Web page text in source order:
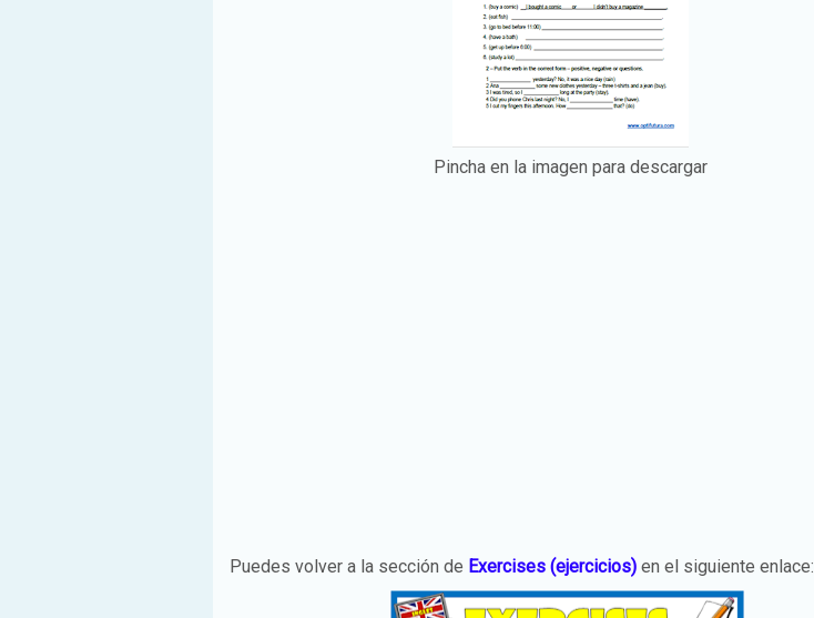
Pincha en la imagen para descargar
Puedes volver a la sección de Exercises (ejercicios) en el siguiente enlace: